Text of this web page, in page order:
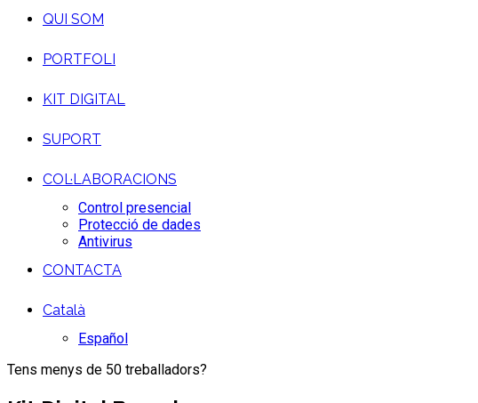
QUI SOM
PORTFOLI
KIT DIGITAL
SUPORT
COL·LABORACIONS
Control presencial
Protecció de dades
Antivirus
CONTACTA
Català
Español
Tens menys de 50 treballadors?